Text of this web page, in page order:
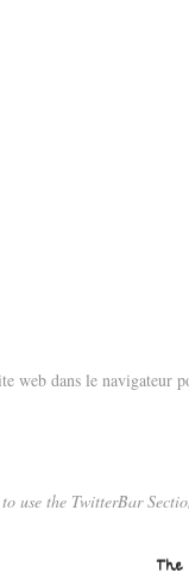
web dans le navigateur
use the TwitterBar